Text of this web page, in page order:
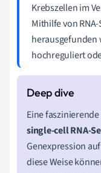
Krebszellen im
Mithilfe von
herausgefunden
hochreguliert
Eine
single-cell RNA-
Genexpression
diese Weise